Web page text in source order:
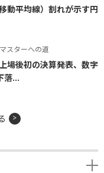
動平均線）割れが示す円
スターへの道
場後初の決算発表、数字
落...